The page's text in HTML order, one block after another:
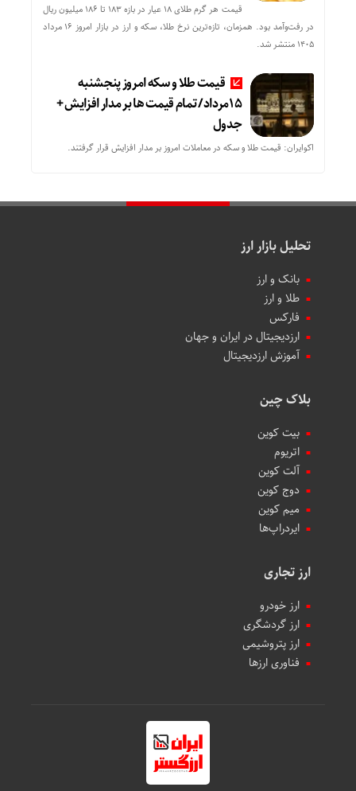
قیمت هر گرم طلای ۱۸ عیار در بازه ۱۸۳ تا ۱۸۶ میلیون ریال
در رفت‌وآمد بود. همزمان، تازه‌ترین نرخ طلا، سکه و ارز در بازار امروز ۱۶ مرداد
۱۴۰۵ منتشر شد.
قیمت طلا و سکه امروز پنجشنبه
15مرداد/ تمام قیمت ها بر مدار افزایش +
جدول
اکوایران: قیمت طلا و سکه در معاملات امروز بر مدار افزایش قرار گرفتند.
تحلیل بازار ارز
بانک و ارز
طلا و ارز
فارکس
ارزدیجیتال در ایران و جهان
آموزش ارزدیجیتال
بلاک چین
بیت کوین
اتریوم
آلت کوین
دوج کوین
میم کوین‌
ایردراپ‌ها
ارز تجاری
ارز خودرو
ارز گردشگری
ارز پتروشیمی
فناوری ارزها